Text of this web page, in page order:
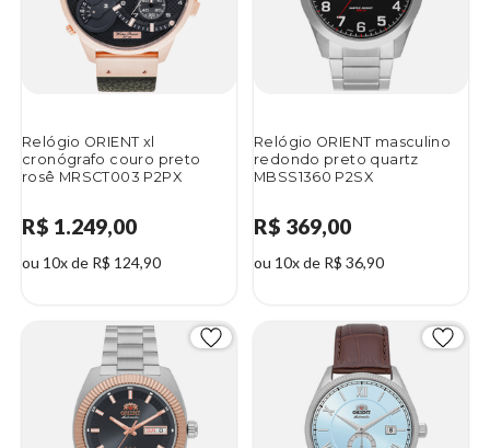
Relógio ORIENT xl
cronógrafo couro preto
rosê MRSCT003 P2PX
R$ 1.249,00
ou 10x de R$ 124,90
Relógio ORIENT masculino
redondo preto quartz
MBSS1360 P2SX
R$ 369,00
ou 10x de R$ 36,90